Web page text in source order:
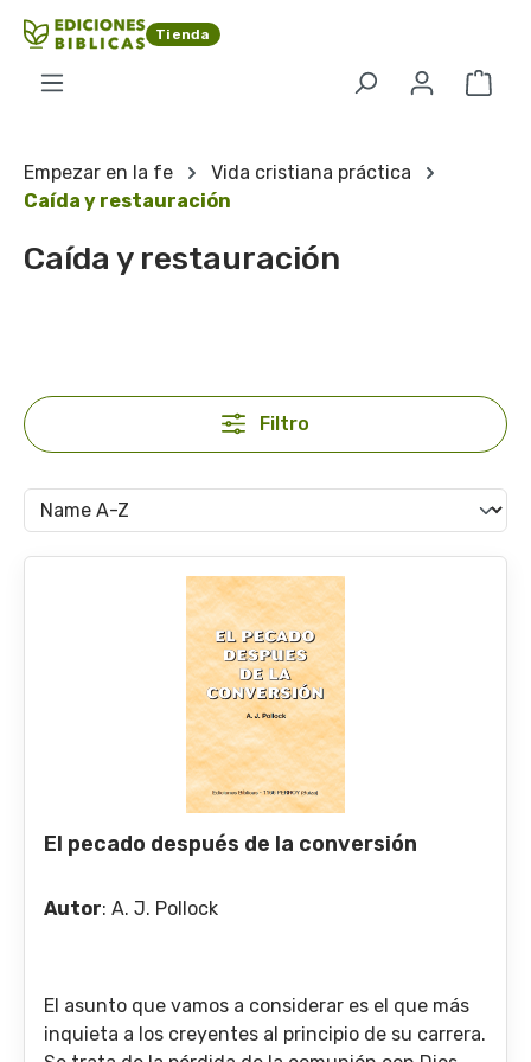
Saltar al contenido principal
Tienda
El
Empezar en la fe
Vida cristiana práctica
Caída y restauración
Caída y restauración
Filtro
El pecado después de la conversión
Autor: A. J. Pollock
El asunto que vamos a considerar es el que más
inquieta a los creyentes al principio de su carrera.